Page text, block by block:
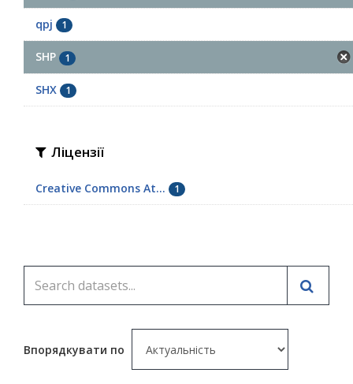
qpj 1
SHP 1
SHX 1
Ліцензії
Creative Commons At... 1
Впорядкувати по